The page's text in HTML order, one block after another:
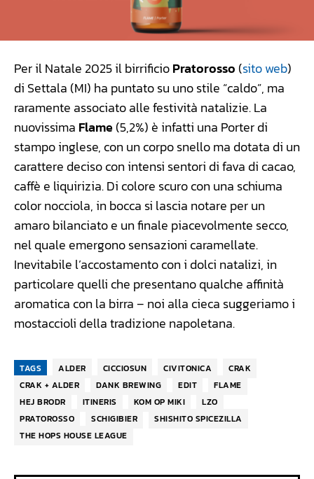
Per il Natale 2025 il birrificioPratorosso (sito web)
di Settala (MI) ha puntato su uno stile “caldo”, ma
raramente associato alle festività natalizie. La
nuovissima Flame(5,2%) è infatti una Porter di
stampo inglese, con un corpo snello ma dotata di un
carattere deciso con intensi sentori di fava di cacao,
caffè e liquirizia. Di colore scuro con una schiuma
color nocciola, in bocca si lascia notare per un
amaro bilanciato e un finale piacevolmente secco,
nel quale emergono sensazioni caramellate.
Inevitabile l’accostamento con i dolci natalizi, in
particolare quelli che presentano qualche affinità
aromatica con la birra – noi alla cieca suggeriamo i
mostaccioli della tradizione napoletana.
TAGS ALDER CICCIOSUN CIVITONICA
CRAK
CRAK + ALDER
DANK BREWING EDIT
FLAME
HEJ BRODR
ITINERIS KOM OP MIKI
LZO
PRATOROSSO
SCHIGIBIER
SHISHITO SPICEZILLA
THE HOPS HOUSE LEAGUE